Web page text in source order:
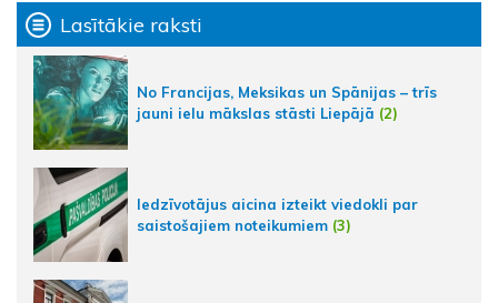
Lasītākie raksti
No Francijas, Meksikas un Spānijas – trīs
jauni ielu mākslas stāsti Liepājā (2)
Iedzīvotājus aicina izteikt viedokli par
saistošajiem noteikumiem (3)